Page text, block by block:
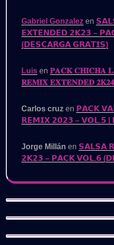
Gabriel Gonzalez en
𝗘𝗫𝗧𝗘𝗡𝗗𝗘𝗗 𝟮𝗞𝟮𝟯 –
(𝗗𝗘𝗦𝗖𝗔𝗥𝗚𝗔 𝗚𝗥𝗔𝗧𝗜𝗦)
Luis en 𝐏𝐀𝐂𝐊 𝐂𝐇𝐈𝐂𝐇𝐀
𝐑𝐄𝐌𝐈𝐗 𝐄𝐗𝐓𝐄𝐍𝐃𝐄𝐃
Carlos cruz en 𝗣𝗔𝗖𝗞
𝗥𝗘𝗠𝗜𝗫 𝟮𝟬𝟮𝟯 – 𝗩𝗢𝗟.𝟱
Jorge Millán en 𝗦𝗔𝗟𝗦𝗔
𝟮𝗞𝟮𝟯 – 𝗣𝗔𝗖𝗞 𝗩𝗢𝗟.𝟲